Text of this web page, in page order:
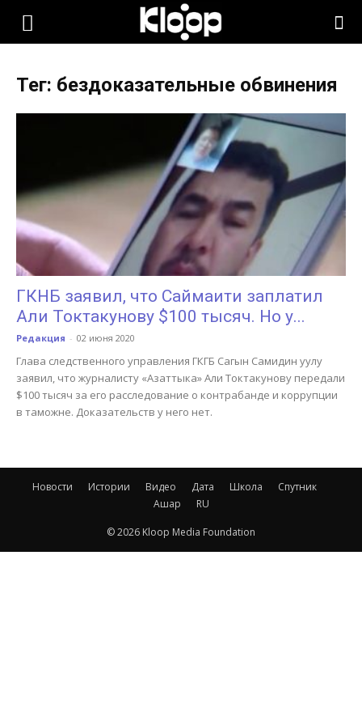
KLOOP.KG
Кыргызстана
Тег: бездоказательные обвинения
ГКНБ заявил, что Саймаити заплатил
Али Токтакунову $100 тысяч. Но у...
Редакция - 02 июня 2020
Глава следственного управления ГКГБ Сагын Самидин уулу
заявил, что журналисту «Азаттыка» Али Токтакунову передали
$100 тысяч за его расследование о контрабанде и коррупции
в таможне. Доказательств у него нет.
Новости Истории Видео Дата Школа
Спутник
Ашар
RU
© 2026 Kloop Media Foundation